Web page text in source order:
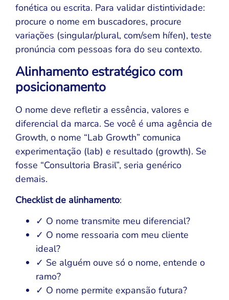
fonética ou escrita. Para validar distintividade:
procure o nome em buscadores, procure
variações (singular/plural, com/sem hífen), teste
pronúncia com pessoas fora do seu contexto.
Alinhamento estratégico com
posicionamento
O nome deve refletir a essência, valores e
diferencial da marca. Se você é uma agência de
Growth, o nome “Lab Growth” comunica
experimentação (lab) e resultado (growth). Se
fosse “Consultoria Brasil”, seria genérico
demais.
Checklist de alinhamento:
✓ O nome transmite meu diferencial?
✓ O nome ressoaria com meu cliente
ideal?
✓ Se alguém ouve só o nome, entende o
ramo?
✓ O nome permite expansão futura?